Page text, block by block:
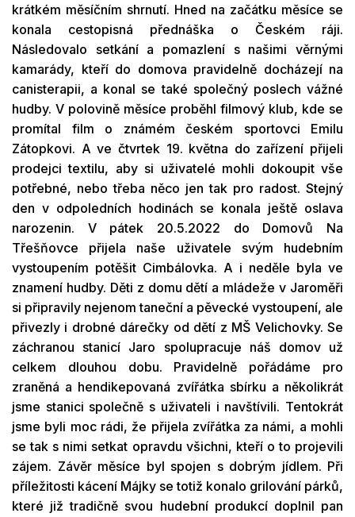
krátkém měsíčním shrnutí. Hned na začátku měsíce se
konala cestopisná přednáška o Českém ráji.
Následovalo setkání a pomazlení s našimi věrnými
kamarády, kteří do domova pravidelně docházejí na
canisterapii, a konal se také společný poslech vážné
hudby. V polovině měsíce proběhl filmový klub, kde se
promítal film o známém českém sportovci Emilu
Zátopkovi. A ve čtvrtek 19. května do zařízení přijeli
prodejci textilu, aby si uživatelé mohli dokoupit vše
potřebné, nebo třeba něco jen tak pro radost. Stejný
den v odpoledních hodinách se konala ještě oslava
narozenin. V pátek 20.5.2022 do Domovů Na
Třešňovce přijela naše uživatele svým hudebním
vystoupením potěšit Cimbálovka. A i neděle byla ve
znamení hudby. Děti z domu dětí a mládeže v Jaroměři
si připravily nejenom taneční a pěvecké vystoupení, ale
přivezly i drobné dárečky od dětí z MŠ Velichovky. Se
záchranou stanicí Jaro spolupracuje náš domov už
celkem dlouhou dobu. Pravidelně pořádáme pro
zraněná a hendikepovaná zvířátka sbírku a několikrát
jsme stanici společně s uživateli i navštívili. Tentokrát
jsme byli moc rádi, že přijela zvířátka za námi, a mohli
se tak s nimi setkat opravdu všichni, kteří o to projevili
zájem. Závěr měsíce byl spojen s dobrým jídlem. Při
příležitosti kácení Májky se totiž konalo grilování párků,
které již tradičně svou hudební produkcí doplnil pan